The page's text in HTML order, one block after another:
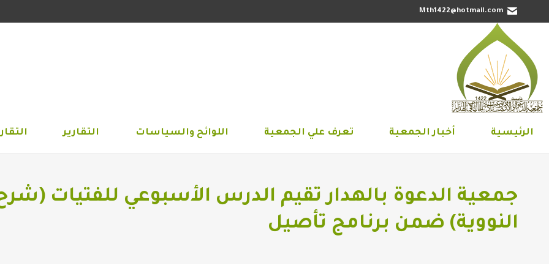
Mth1422@hotmail.com
الرئيسية أخبار الجمعية تعرف علي الجمعية اللوائح والسياسات التقارير
جمعية الدعوة بالهدار تقيم الدرس الأسبوعي للفتيات (شرح
النووية) ضمن برنامج تأصيل
الرئيسية أخبار الجمعية تعرف علي الجمعية اللوائح والسياسات التقارير